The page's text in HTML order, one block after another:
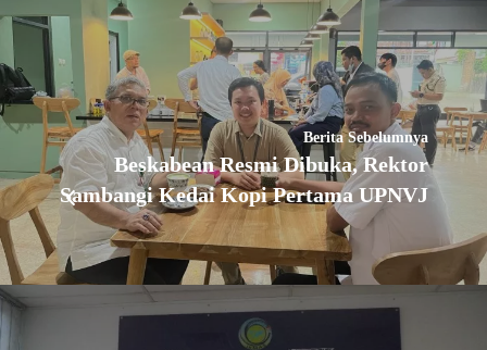
Berita Sebelumnya
Beskabean Resmi Dibuka, Rektor
Sambangi Kedai Kopi Pertama UPNVJ